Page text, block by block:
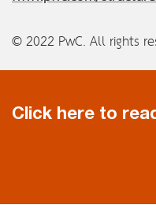
© 2022 PwC. All rights
Click here to